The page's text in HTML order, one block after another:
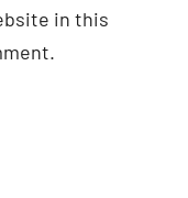
in this